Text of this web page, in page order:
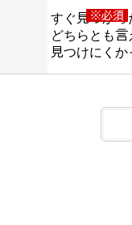
※必須
すぐ見つかっ
どちらとも言
見つけにくか